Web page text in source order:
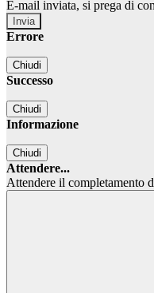
E-mail inviata, si prega di
Errore
Chiudi
Successo
Chiudi
Informazione
Chiudi
Attendere...
Attendere il completamento